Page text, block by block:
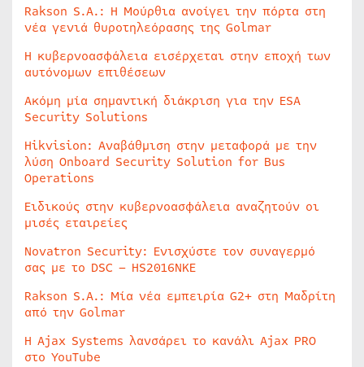
Rakson S.A.: Η Μούρθια ανοίγει την πόρτα στη
νέα γενιά θυροτηλεόρασης της Golmar
Η κυβερνοασφάλεια εισέρχεται στην εποχή των
αυτόνομων επιθέσεων
Ακόμη μία σημαντική διάκριση για την ESA
Security Solutions
Hikvision: Αναβάθμιση στην μεταφορά με την
λύση Onboard Security Solution for Bus
Operations
Ειδικούς στην κυβερνοασφάλεια αναζητούν οι
μισές εταιρείες
Novatron Security: Ενισχύστε τον συναγερμό
σας με το DSC – HS2016NKE
Rakson S.A.: Μία νέα εμπειρία G2+ στη Μαδρίτη
από την Golmar
Η Ajax Systems λανσάρει το κανάλι Ajax PRO
στο YouTube